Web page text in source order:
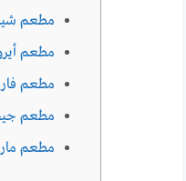
مطعم
مطعم
مطعم
مطعم
مطعم